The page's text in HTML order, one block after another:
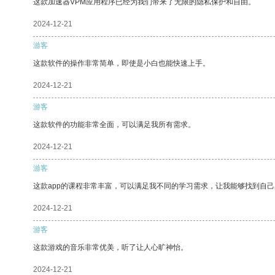
这款加速器VPM应用程序已经为我们带来了无限的隐私保护和自由。
2024-12-21
游客
这款软件的操作非常简单，即使是小白也能快速上手。
2024-12-21
游客
这款软件的功能非常全面，可以满足我所有需求。
2024-12-21
游客
这款app的课程非常丰富，可以满足我不同的学习需求，让我能够找到自己
2024-12-21
游客
这款游戏的音乐非常优美，听了让人心旷神怡。
2024-12-21